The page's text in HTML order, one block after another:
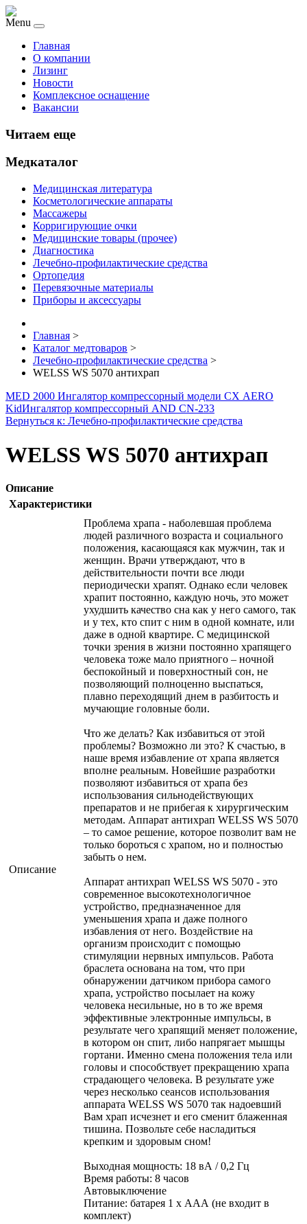
Menu
Главная
О компании
Лизинг
Новости
Комплексное оснащение
Вакансии
Читаем еще
Медкаталог
Медицинская литература
Косметологические аппараты
Массажеры
Корригирующие очки
Медицинские товары (прочее)
Диагностика
Лечебно-профилактические средства
Ортопедия
Перевязочные материалы
Приборы и аксессуары
Главная >
Каталог медтоваров >
Лечебно-профилактические средства >
WELSS WS 5070 антихрап
MED 2000 Ингалятор компрессорный модели СХ AERO
KidИнгалятор компрессорный AND CN-233
Вернуться к: Лечебно-профилактические средства
WELSS WS 5070 антихрап
Описание
Характеристики
Описание
Проблема храпа - наболевшая проблема
людей различного возраста и социального
положения, касающаяся как мужчин, так и
женщин. Врачи утверждают, что в
действительности почти все люди
периодически храпят. Однако если человек
храпит постоянно, каждую ночь, это может
ухудшить качество сна как у него самого, так
и у тех, кто спит с ним в одной комнате, или
даже в одной квартире. С медицинской
точки зрения в жизни постоянно храпящего
человека тоже мало приятного – ночной
беспокойный и поверхностный сон, не
позволяющий полноценно выспаться,
плавно переходящий днем в разбитость и
мучающие головные боли.
Что же делать? Как избавиться от этой
проблемы? Возможно ли это? К счастью, в
наше время избавление от храпа является
вполне реальным. Новейшие разработки
позволяют избавиться от храпа без
использования сильнодействующих
препаратов и не прибегая к хирургическим
методам. Аппарат антихрап WELSS WS 5070
– то самое решение, которое позволит вам не
только бороться с храпом, но и полностью
забыть о нем.
Аппарат антихрап WELSS WS 5070 - это
современное высокотехнологичное
устройство, предназначенное для
уменьшения храпа и даже полного
избавления от него. Воздействие на
организм происходит с помощью
стимуляции нервных импульсов. Работа
браслета основана на том, что при
обнаружении датчиком прибора самого
храпа, устройство посылает на кожу
человека несильные, но в то же время
эффективные электронные импульсы, в
результате чего храпящий меняет положение,
в котором он спит, либо напрягает мышцы
гортани. Именно смена положения тела или
головы и способствует прекращению храпа
страдающего человека. В результате уже
через несколько сеансов использования
аппарата WELSS WS 5070 так надоевший
Вам храп исчезнет и его сменит блаженная
тишина. Позвольте себе насладиться
крепким и здоровым сном!
Выходная мощность: 18 вА / 0,2 Гц
Время работы: 8 часов
Автовыключение
Питание: батарея 1 х ААА (не входит в
комплект)